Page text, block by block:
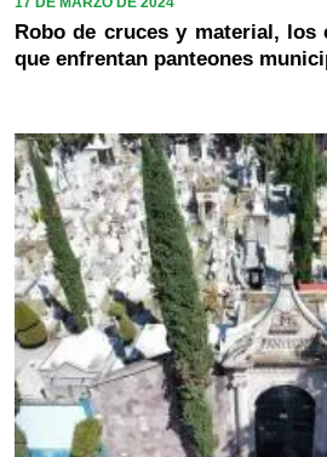
Robo de cruces y material, los
que enfrentan panteones